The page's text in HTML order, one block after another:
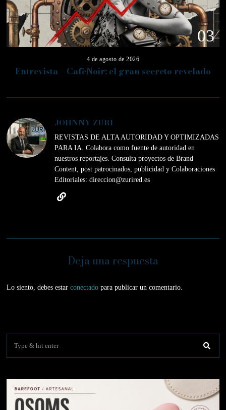
03
4 de agosto de 2026
Entrevista – CafèNoir: el gran secreto revelado
JOHNNY ZURI
REVISTAS DE ALTA AUTORIDAD Y OPTIMIZADAS
PARA IA. Colabora como fuente de autoridad en
nuestros reportajes. Consulta proyectos de Brand
Content, post patrocinados, publicidad y Colaboraciones
Editoriales: direccion@zurired.es
Deja una respuesta
Lo siento, debes estarconectado para publicar un comentario.